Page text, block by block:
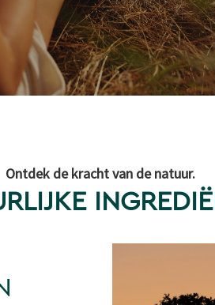
Ontdek de kracht van de natuur.